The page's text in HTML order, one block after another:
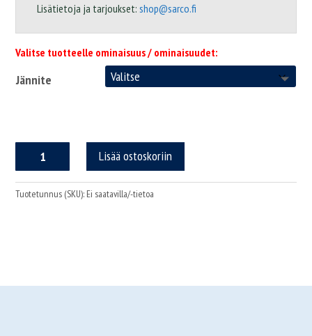
Lisätietoja ja tarjoukset:shop@sarco.fi
Valitse tuotteelle ominaisuus / ominaisuudet:
Jännite
N106+RC/3+MIC
vahvistinpaketti
määrä
Lisää ostoskoriin
Tuotetunnus (SKU): Ei saatavilla/-tietoa